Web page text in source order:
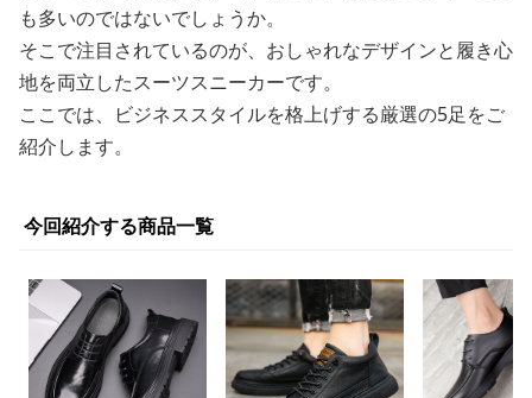
も多いのではないでしょうか。
そこで注目されているのが、おしゃれなデザインと履き心
地を両立したスーツスニーカーです。
ここでは、ビジネススタイルを格上げする厳選の5足をご
紹介します。
今回紹介する商品一覧